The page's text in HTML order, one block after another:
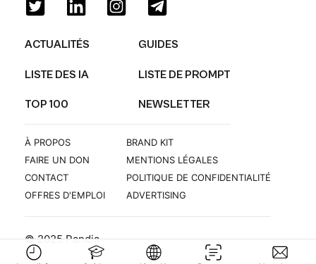
ACTUALITÉS GUIDES
LISTE DES IA LISTE DE PROMPT
TOP 100 NEWSLETTER
À PROPOS
FAIRE UN DON
CONTACT
OFFRES D'EMPLOI
BRAND KIT
MENTIONS LÉGALES
POLITIQUE DE CONFIDENTIALITÉ
ADVERTISING
© 2025 Pandia